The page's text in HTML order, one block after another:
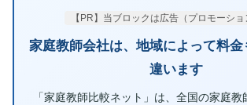
【PR】当ブロックは広告（プロモーシ
家庭教師会社は、地域によって料金
違います
「家庭教師比較ネット」は、全国の家庭教